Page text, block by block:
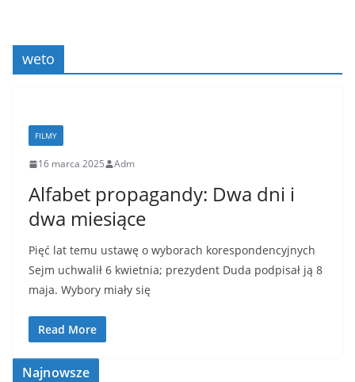
weto
FILMY
16 marca 2025 Adm
Alfabet propagandy: Dwa dni i
dwa miesiące
Pięć lat temu ustawę o wyborach korespondencyjnych
Sejm uchwalił 6 kwietnia; prezydent Duda podpisał ją 8
maja. Wybory miały się
Read More
Najnowsze